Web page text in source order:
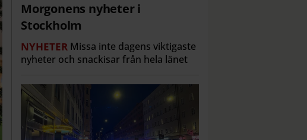
Morgonens nyheter i
Stockholm
NYHETER Missa inte dagens viktigaste
nyheter och snackisar från hela länet